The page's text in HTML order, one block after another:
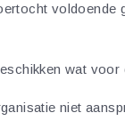
voldoende
wat
niet